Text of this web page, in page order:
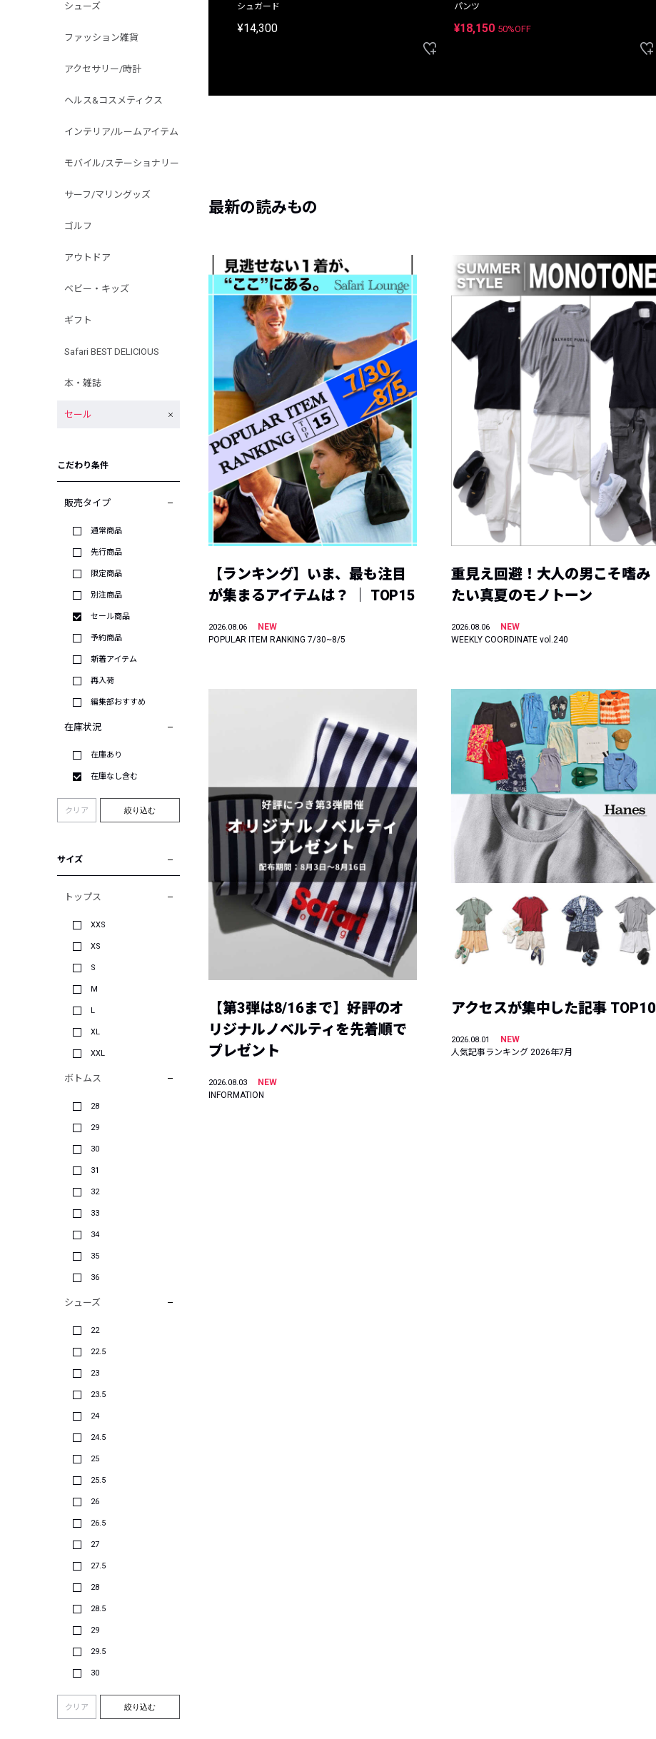
シューズ
ファッション雑貨
アクセサリー/時計
ヘルス&コスメティクス
インテリア/ルームアイテム
モバイル/ステーショナリー
サーフ/マリングッズ
ゴルフ
アウトドア
ベビー・キッズ
ギフト
Safari BEST DELICIOUS
本・雑誌
セール
こだわり条件
販売タイプ
通常商品
先行商品
限定商品
別注商品
セール商品
予約商品
新着アイテム
再入荷
編集部おすすめ
在庫状況
在庫あり
在庫なし含む
クリア 絞り込む
サイズ
トップス
XXS
XS
S
M
L
XL
XXL
ボトムス
28
29
30
31
32
33
34
35
36
シューズ
22
22.5
23
23.5
24
24.5
25
25.5
26
26.5
27
27.5
28
28.5
29
29.5
30
クリア 絞り込む
プリントTシャツ
シュガード
¥14,300
パンツ
¥18,150 50%OFF
最新の読みもの
【ランキング】いま、最も注目
が集まるアイテムは？ ｜ TOP15
2026.08.06
NEW
POPULAR ITEM RANKING 7/30~8/5
重見え回避！大人の男こそ嗜み
たい真夏のモノトーン
2026.08.06
NEW
WEEKLY COORDINATE vol.240
【第3弾は8/16まで】好評のオ
リジナルノベルティを先着順で
プレゼント
2026.08.03
NEW
INFORMATION
アクセスが集中した記事 TOP10
2026.08.01
NEW
人気記事ランキング 2026年7月